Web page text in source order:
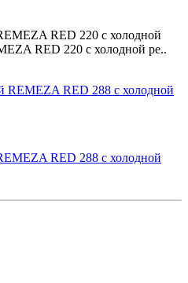
RED 220 с холодной
RED 220 с холодной ре..
RED 288 с холодной